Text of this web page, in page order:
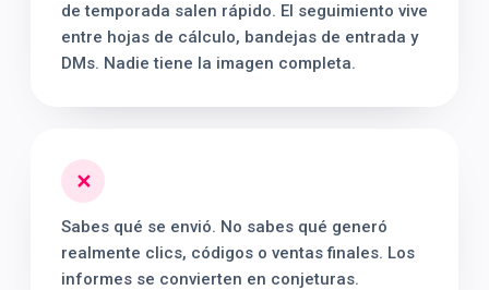
de temporada salen rápido. El seguimiento vive
entre hojas de cálculo, bandejas de entrada y
DMs. Nadie tiene la imagen completa.
✕
Sabes qué se envió. No sabes qué generó
realmente clics, códigos o ventas finales. Los
informes se convierten en conjeturas.